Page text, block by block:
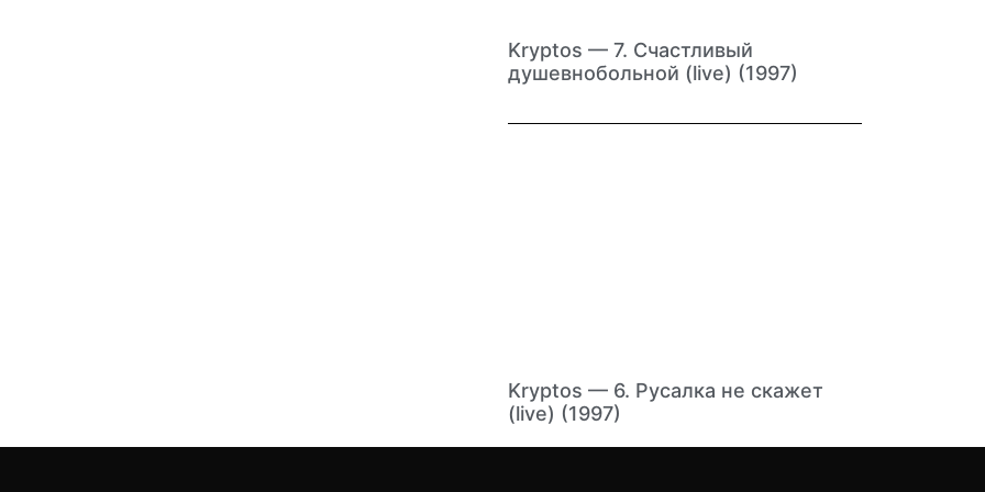
Kryptos — 7. Счастливый
душевнобольной (live) (1997)
Kryptos — 6. Русалка не скажет
(live) (1997)